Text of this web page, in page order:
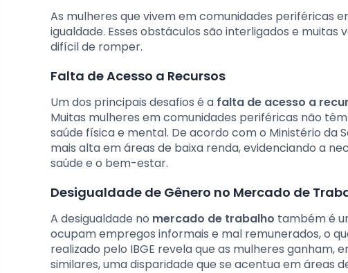
As mulheres que vivem em comunidades periféricas
igualdade. Esses obstáculos são interligados e
difícil de romper.
Falta de Acesso a Recursos
Um dos principais desafios é a falta de acesso a
Muitas mulheres em comunidades periféricas não
saúde física e mental. De acordo com o Ministério
mais alta em áreas de baixa renda, evidenciando a
saúde e o bem-estar.
Desigualdade de Gênero no Mercado de
A desigualdade no mercado de trabalho também é
ocupam empregos informais e mal remunerados, o
realizado pelo IBGE revela que as mulheres ganham,
similares, uma disparidade que se acentua em áreas